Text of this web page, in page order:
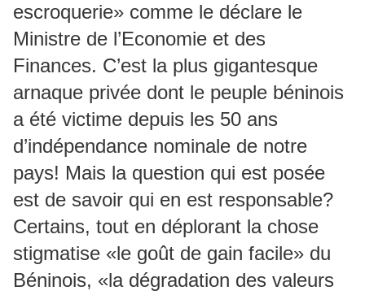
escroquerie» comme le déclare le
Ministre de l’Economie et des
Finances. C’est la plus gigantesque
arnaque privée dont le peuple béninois
a été victime depuis les 50 ans
d’indépendance nominale de notre
pays! Mais la question qui est posée
est de savoir qui en est responsable?
Certains, tout en déplorant la chose
stigmatise «le goût de gain facile» du
Béninois, «la dégradation des valeurs